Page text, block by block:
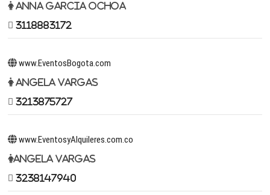
Anna Garcia Ochoa
3118883172
www.EventosBogota.com
Angela Vargas
3213875727
www.EventosyAlquileres.com.co
Angela Vargas
3238147940